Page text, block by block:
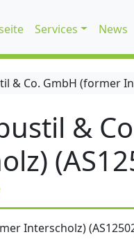
Services News
& Co. GmbH (former
&
Interscholz)